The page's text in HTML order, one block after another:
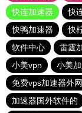
快连加速器
快
快鸭加速器
快
软件中心
雷霆
小美vpn
小美
免费vps加速器外网
加速器国外软件的